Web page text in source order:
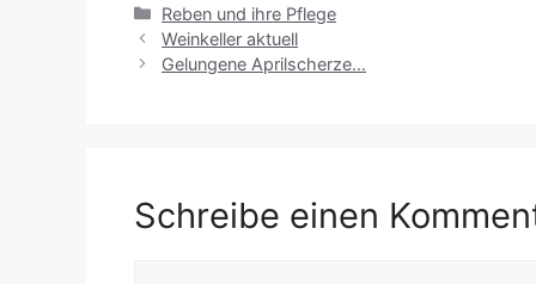
Kategorien
Reben und ihre Pflege
Weinkeller aktuell
Gelungene Aprilscherze…
Schreibe einen